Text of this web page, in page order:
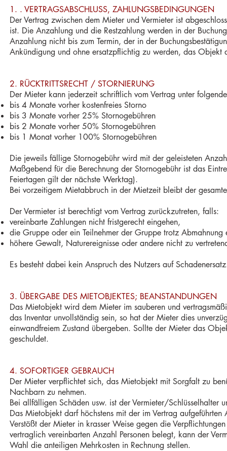
1. . VERTRAGSABSCHLUSS, ZAHLUNGSBEDINGUNGEN
Der Vertrag zwischen dem Mieter und Vermieter ist
ist. Die Anzahlung und die Restzahlung werden in der
Anzahlung nicht bis zum Termin, der in der
Ankündigung und ohne ersatzpflichtig zu werden, das Objekt
2. RÜCKTRITTSRECHT / STORNIERUNG
Der Mieter kann jederzeit schriftlich vom Vertrag unter
bis 4 Monate vorher kostenfreies Storno
bis 3 Monate vorher 25% Stornogebühren
bis 2 Monate vorher 50% Stornogebühren
bis 1 Monat vorher 100% Stornogebühren
Die jeweils fällige Stornogebühr wird mit der geleisteten
Maßgebend für die Berechnung der Stornogebühr ist das
Feiertagen gilt der nächste Werktag).
Bei vorzeitigem Mietabbruch in der Mietzeit bleibt der
Der Vermieter ist berechtigt vom Vertrag zurückzutreten, falls:
vereinbarte Zahlungen nicht fristgerecht eingehen,
die Gruppe oder ein Teilnehmer der Gruppe trotz Abmahnung
höhere Gewalt, Naturereignisse oder andere nicht zu
Es besteht dabei kein Anspruch des Nutzers auf
3. ÜBERGABE DES MIETOBJEKTES; BEANSTANDUNGEN
Das Mietobjekt wird dem Mieter im sauberen und
das Inventar unvollständig sein, so hat der Mieter dies
einwandfreiem Zustand übergeben. Sollte der Mieter das
geschuldet.
4. SOFORTIGER GEBRAUCH
Der Mieter verpflichtet sich, das Mietobjekt mit Sorgfalt zu
Nachbarn zu nehmen.
Bei allfälligen Schäden usw. ist der Vermieter/Schlüsselhalter
Das Mietobjekt darf höchstens mit der im Vertrag aufgeführten
Verstößt der Mieter in krasser Weise gegen die
vertraglich vereinbarten Anzahl Personen belegt, kann der
Wahl die anteiligen Mehrkosten in Rechnung stellen.